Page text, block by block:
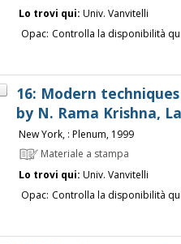
Lo trovi qui: Univ. Vanvitelli
Opac: Controlla la disponibilità
16: Modern
by N. Rama Krishna,
New York, : Plenum, 1999
Materiale a stampa
Lo trovi qui: Univ. Vanvitelli
Opac: Controlla la disponibilità